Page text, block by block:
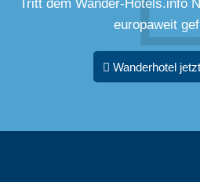
Tritt dem Wander-Hotels.info
europaweit
Wanderhotel